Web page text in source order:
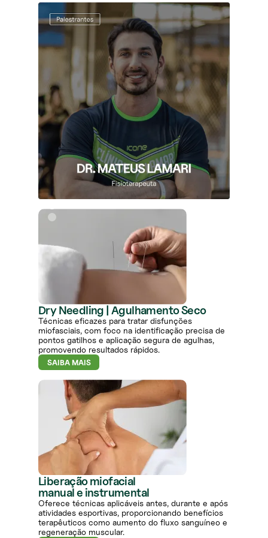
Dry Needling | Agulhamento Seco
Técnicas eficazes para tratar disfunções
miofasciais, com foco na identificação precisa de
pontos gatilhos e aplicação segura de agulhas,
promovendo resultados rápidos.
SAIBA MAIS
Liberação miofacial
manual e instrumental
Oferece técnicas aplicáveis antes, durante e após
atividades esportivas, proporcionando benefícios
terapêuticos como aumento do fluxo sanguíneo e
regeneração muscular.